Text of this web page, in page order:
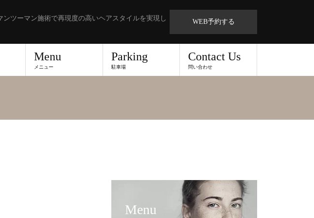
ツーマン施術で再現度の高いヘアスタイルを実現し
WEB予約する
Menu
メニュー
Parking
駐車場
Contact Us
問い合わせ
Menu